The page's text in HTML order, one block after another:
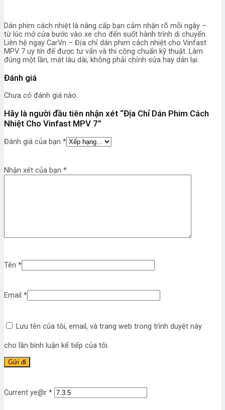
Dán phim cách nhiệt là nâng cấp bạn cảm nhận rõ mỗi ngày –
từ lúc mở cửa bước vào xe cho đến suốt hành trình di chuyển.
Liên hệ ngay CarVn – Địa chỉ dán phim cách nhiệt cho Vinfast
MPV 7 uy tín để được tư vấn và thi công chuẩn kỹ thuật. Làm
đúng một lần, mát lâu dài, không phải chỉnh sửa hay dán lại.
Đánh giá
Chưa có đánh giá nào.
Hãy là người đầu tiên nhận xét “Địa Chỉ Dán Phim Cách
Nhiệt Cho Vinfast MPV 7”
Đánh giá của bạn *
Nhận xét của bạn *
Tên *
Email *
Lưu tên của tôi, email, và trang web trong trình duyệt này
cho lần bình luận kế tiếp của tôi.
Current ye@r *